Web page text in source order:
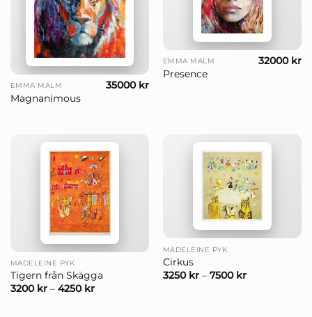
EMMA MALM
Magnanimous
35000 kr
EMMA MALM
Presence
32000 kr
MADELEINE PYK
Tigern från Skägga
3200 kr– 4250 kr
MADELEINE PYK
Cirkus
3250 kr– 7500 kr